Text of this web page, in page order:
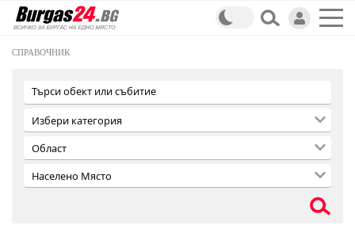
СПРАВОЧНИК
Търси обект или събитие
Избери категория